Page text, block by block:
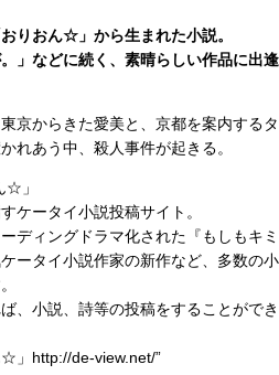
りおん☆」から生まれた小説。
」などに続く、素晴らしい作品に出逢
京からきた愛美と、京都を案内するタ
れあう中、殺人事件が起きる。
☆」
ケータイ小説投稿サイト。
ディングドラマ化された『もしもキミ
ータイ小説作家の新作など、多数の小
、小説、詩等の投稿をすることができ
」http://de-view.net/”